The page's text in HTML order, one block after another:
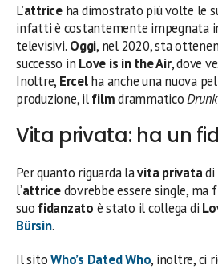
L’attriceha dimostrato più volte le
infatti è costantemente impegnata
televisivi. Oggi, nel 2020, sta
successo in Love is in the Air, dove
Inoltre, Ercelha anche una nuova
produzione, ilfilmdrammatico
Vita privata: ha un
Per quanto riguarda lavita privatadi
l’attricedovrebbe essere single, ma
suo fidanzato è stato il collega di
Bürsin.
Il sitoWho’s Dated Who, inoltre, ci